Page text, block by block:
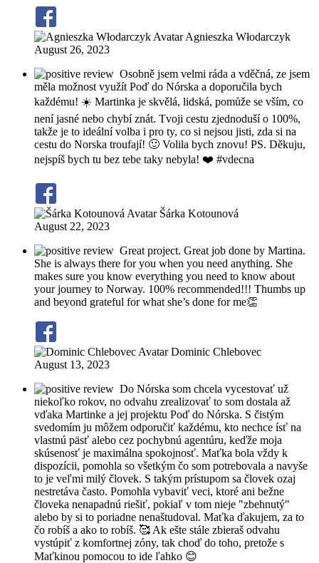
Agnieszka Włodarczyk
August 26, 2023
Osobně jsem velmi ráda a vděčná, ze jsem
měla možnost využít Poď do Nórska a doporučila bych
každému! ☀️ Martinka je skvělá, lidská, pomůže se vším, co
není jasné nebo chybí znát. Tvoji cestu zjednoduší o 100%,
takže je to ideální volba i pro ty, co si nejsou jisti, zda si na
cestu do Norska troufají! 🙂 Volila bych znovu! PS. Děkuju,
nejspíš bych tu bez tebe taky nebyla! ❤️ #vdecna
Šárka Kotounová
August 22, 2023
Great project. Great job done by Martina.
She is always there for you when you need anything. She
makes sure you know everything you need to know about
your journey to Norway. 100% recommended!!! Thumbs up
and beyond grateful for what she’s done for me👏
Dominic Chlebovec
August 13, 2023
Do Nórska som chcela vycestovať už
niekoľko rokov, no odvahu zrealizovať to som dostala až
vďaka Martinke a jej projektu Poď do Nórska. S čistým
svedomím ju môžem odporučiť každému, kto nechce ísť na
vlastnú päsť alebo cez pochybnú agentúru, keďže moja
skúsenosť je maximálna spokojnosť. Maťka bola vždy k
dispozícii, pomohla so všetkým čo som potrebovala a navyše
to je veľmi milý človek. S takým prístupom sa človek ozaj
nestretáva často. Pomohla vybaviť veci, ktoré ani bežne
človeka nenapadnú riešiť, pokiaľ v tom nieje "zbehnutý"
alebo by si to poriadne nenaštudoval. Maťka ďakujem, za to
čo robíš a ako to robíš. 🥰 Ak ešte stále zbieraš odvahu
vystúpiť z komfortnej zóny, tak choď do toho, pretože s
Maťkinou pomocou to ide ľahko 😊